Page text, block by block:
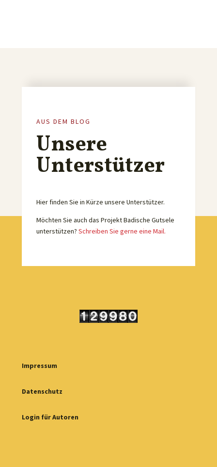
AUS DEM BLOG
Unsere
Unterstützer
Hier finden Sie in Kürze unsere Unterstützer.
Möchten Sie auch das Projekt Badische Gutsele
unterstützen? Schreiben Sie gerne eine Mail.
Impressum
Datenschutz
Login für Autoren